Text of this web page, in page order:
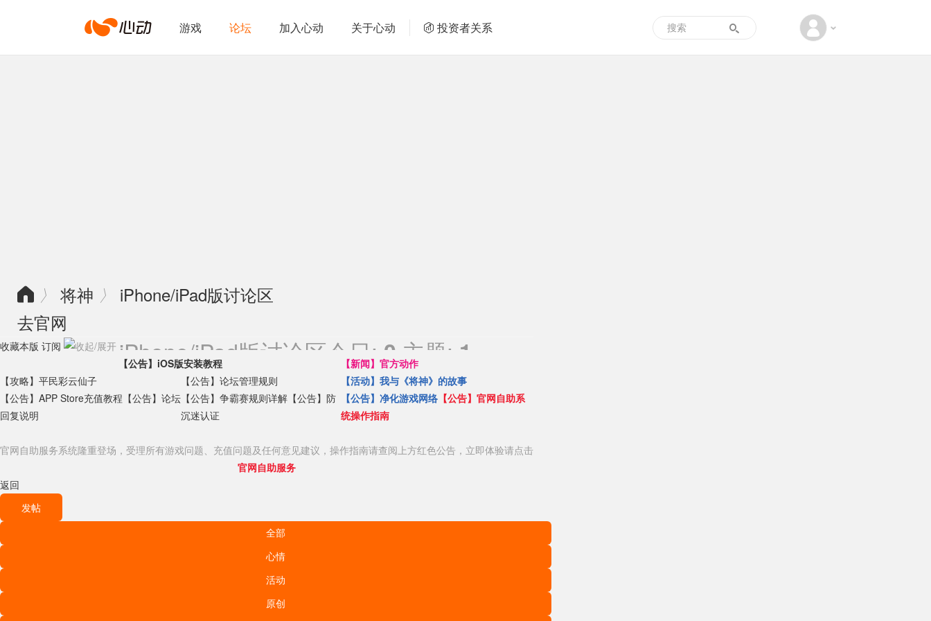
心 游戏 论坛 加入心动 关于心动 投资者关系
 〉 将神 〉
iPhone/iPad版讨论区
去官网
收藏本版 订阅 iPhone/iPad版讨论区 今日:0 主题: 1057
【公告】iOS版安装教程
【攻略】平民彩云仙子
【公告】APP Store充值教程 【公告】论坛
回复说明
【公告】论坛管理规则
【公告】争霸赛规则详解 【公告】防
沉迷认证
【新闻】官方动作
【活动】我与《将神》的故事
【公告】净化游戏网络 【公告】官网自助系
统操作指南
官网自助服务系统隆重登场，受理所有游戏问题、充值问题及任何意见建议，操作指南请查阅上方红色公告，立即体验请点击
官网自助服务
返回
发帖
全部
心情
活动
原创